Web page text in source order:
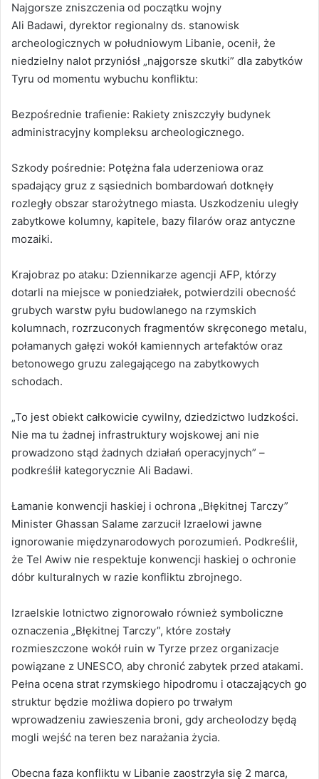
Najgorsze zniszczenia od początku wojny
Ali Badawi, dyrektor regionalny ds. stanowisk
archeologicznych w południowym Libanie, ocenił, że
niedzielny nalot przyniósł „najgorsze skutki” dla zabytków
Tyru od momentu wybuchu konfliktu:
Bezpośrednie trafienie: Rakiety zniszczyły budynek
administracyjny kompleksu archeologicznego.
Szkody pośrednie: Potężna fala uderzeniowa oraz
spadający gruz z sąsiednich bombardowań dotknęły
rozległy obszar starożytnego miasta. Uszkodzeniu uległy
zabytkowe kolumny, kapitele, bazy filarów oraz antyczne
mozaiki.
Krajobraz po ataku: Dziennikarze agencji AFP, którzy
dotarli na miejsce w poniedziałek, potwierdzili obecność
grubych warstw pyłu budowlanego na rzymskich
kolumnach, rozrzuconych fragmentów skręconego metalu,
połamanych gałęzi wokół kamiennych artefaktów oraz
betonowego gruzu zalegającego na zabytkowych
schodach.
„To jest obiekt całkowicie cywilny, dziedzictwo ludzkości.
Nie ma tu żadnej infrastruktury wojskowej ani nie
prowadzono stąd żadnych działań operacyjnych” –
podkreślił kategorycznie Ali Badawi.
Łamanie konwencji haskiej i ochrona „Błękitnej Tarczy”
Minister Ghassan Salame zarzucił Izraelowi jawne
ignorowanie międzynarodowych porozumień. Podkreślił,
że Tel Awiw nie respektuje konwencji haskiej o ochronie
dóbr kulturalnych w razie konfliktu zbrojnego.
Izraelskie lotnictwo zignorowało również symboliczne
oznaczenia „Błękitnej Tarczy”, które zostały
rozmieszczone wokół ruin w Tyrze przez organizacje
powiązane z UNESCO, aby chronić zabytek przed atakami.
Pełna ocena strat rzymskiego hipodromu i otaczających go
struktur będzie możliwa dopiero po trwałym
wprowadzeniu zawieszenia broni, gdy archeolodzy będą
mogli wejść na teren bez narażania życia.
Obecna faza konfliktu w Libanie zaostrzyła się 2 marca,